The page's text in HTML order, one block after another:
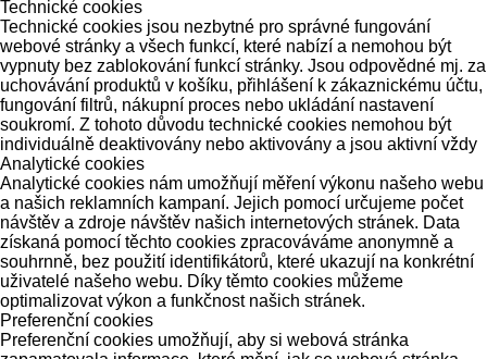
Technické cookies
Technické cookies jsou nezbytné pro správné fungování
webové stránky a všech funkcí, které nabízí a nemohou být
vypnuty bez zablokování funkcí stránky. Jsou odpovědné mj. za
uchovávání produktů v košíku, přihlášení k zákaznickému účtu,
fungování filtrů, nákupní proces nebo ukládání nastavení
soukromí. Z tohoto důvodu technické cookies nemohou být
individuálně deaktivovány nebo aktivovány a jsou aktivní vždy
Analytické cookies
Analytické cookies nám umožňují měření výkonu našeho webu
a našich reklamních kampaní. Jejich pomocí určujeme počet
návštěv a zdroje návštěv našich internetových stránek. Data
získaná pomocí těchto cookies zpracováváme anonymně a
souhrnně, bez použití identifikátorů, které ukazují na konkrétní
uživatelé našeho webu. Díky těmto cookies můžeme
optimalizovat výkon a funkčnost našich stránek.
Preferenční cookies
Preferenční cookies umožňují, aby si webová stránka